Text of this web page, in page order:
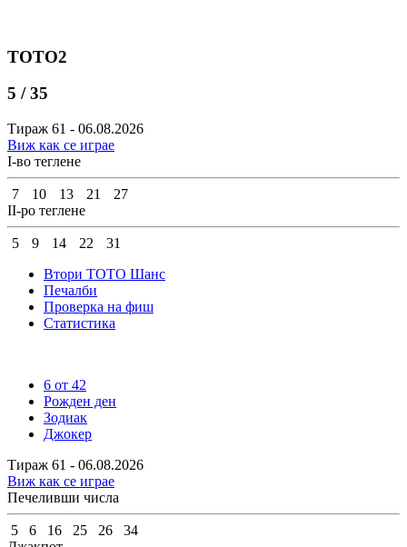
ТОТО2
5 / 35
Тираж 61 - 06.08.2026
Виж как се играе
I-во теглене
7 10 13 21
27
II-ро теглене
5 9 14 22
31
Втори ТОТО Шанс
Печалби
Проверка на фиш
Статистика
6 от 42
Рожден ден
Зодиак
Джокер
Тираж 61 - 06.08.2026
Виж как се играе
Печеливши числа
5 6 16 25 26
34